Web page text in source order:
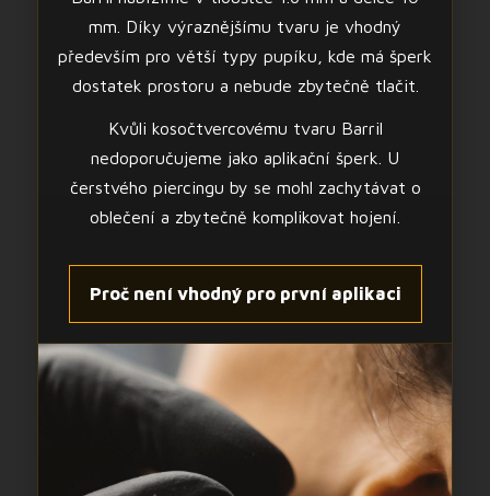
mm. Díky výraznějšímu tvaru je vhodný
především pro větší typy pupíku, kde má šperk
dostatek prostoru a nebude zbytečně tlačit.
Kvůli kosočtvercovému tvaru Barril
nedoporučujeme jako aplikační šperk. U
čerstvého piercingu by se mohl zachytávat o
oblečení a zbytečně komplikovat hojení.
Proč není vhodný pro první aplikaci